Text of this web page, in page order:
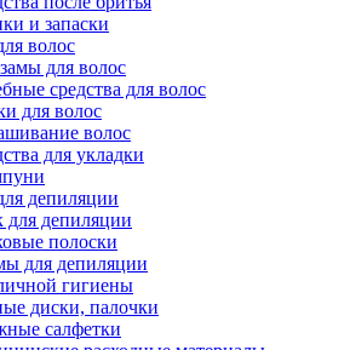
и запаски
волос
для волос
средства для волос
для волос
волос
для укладки
депиляции
для депиляции
полоски
для депиляции
гигиены
диски, палочки
салфетки